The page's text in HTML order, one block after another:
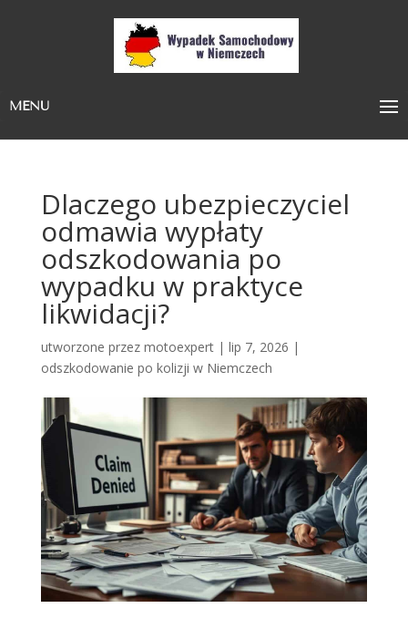
MENU
Dlaczego ubezpieczyciel
odmawia wypłaty
odszkodowania po
wypadku w praktyce
likwidacji?
utworzone przez motoexpert| lip 7, 2026 |
odszkodowanie po kolizji w Niemczech